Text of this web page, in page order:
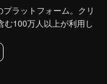
ラットフォーム。クリ
む100万人以上が利用し